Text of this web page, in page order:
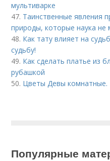
мультиварке
47. Таинственные явления
природы, которые наука
48. Как тату влияет на
судьбу!
49. Как сделать платье из
рубашкой
50. Цветы Девы комнатные.
Популярные